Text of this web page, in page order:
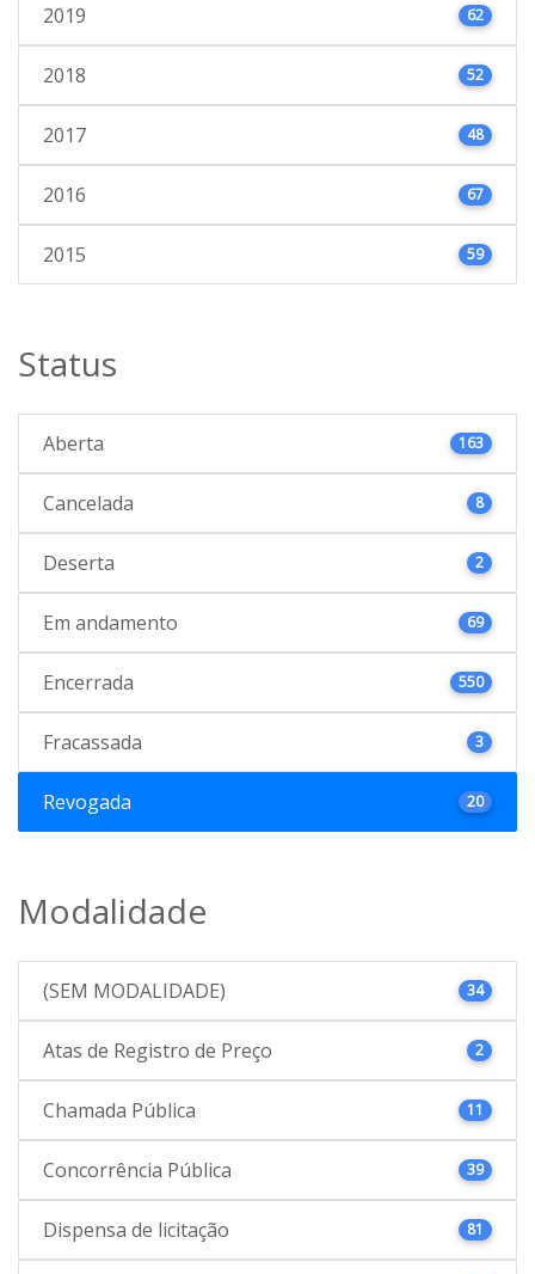
2019 62
2018 52
2017 48
2016 67
2015 59
Status
Aberta 163
Cancelada 8
Deserta 2
Em andamento 69
Encerrada 550
Fracassada 3
Revogada 20
Modalidade
(SEM MODALIDADE) 34
Atas de Registro de Preço 2
Chamada Pública 11
Concorrência Pública 39
Dispensa de licitação 81